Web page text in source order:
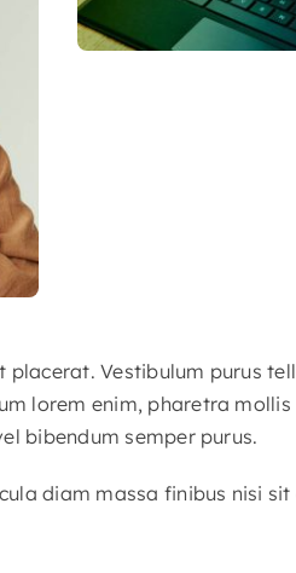
Vestibulum purus
lorem enim, pharetra
bibendum semper purus.
diam massa finibus nisi